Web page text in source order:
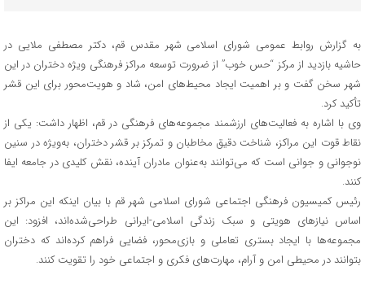
به گزارش روابط عمومی شورای اسلامی شهر مقدس قم، دکتر مصطفی ملایی در
حاشیه بازدید از مرکز “حس خوب” از ضرورت توسعه مراکز فرهنگی ویژه دختران در این
شهر سخن گفت و بر اهمیت ایجاد محیط‌های امن، شاد و هویت‌محور برای این قشر
تأکید کرد.
وی با اشاره به فعالیت‌های ارزشمند مجموعه‌های فرهنگی در قم، اظهار داشت: یکی از
نقاط قوت این مراکز، شناخت دقیق مخاطبان و تمرکز بر قشر دختران، به‌ویژه در سنین
نوجوانی و جوانی است که می‌توانند به‌عنوان مادران آینده، نقش کلیدی در جامعه ایفا
کنند.
رئیس کمیسیون فرهنگی اجتماعی شورای اسلامی شهر قم با بیان اینکه این مراکز بر
اساس نیازهای هویتی و سبک زندگی اسلامی-ایرانی طراحی‌شده‌اند، افزود: این
مجموعه‌ها با ایجاد بستری تعاملی و بازی‌محور، فضایی فراهم کرده‌اند که دختران
بتوانند در محیطی امن و آرام، مهارت‌های فکری و اجتماعی خود را تقویت کنند.